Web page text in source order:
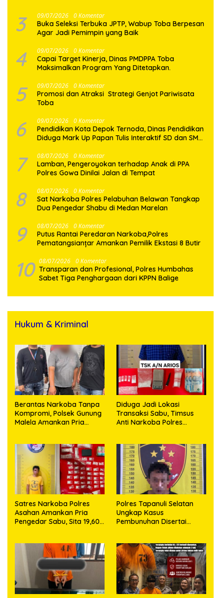
3 09/07/2026 0 Komentar
Buka Seleksi Terbuka JPTP, Wabup Toba Berpesan
Agar Jadi Pemimpin yang Baik
4 09/07/2026 0 Komentar
Capai Target Kinerja, Dinas PMDPPA Toba
Maksimalkan Program Yang Ditetapkan.
5 09/07/2026 0 Komentar
Promosi dan Atraksi Strategi Genjot Pariwisata
Toba
6 09/07/2026 0 Komentar
Pendidikan Kota Depok Ternoda, Dinas Pendidikan
Diduga Mark Up Papan Tulis Interaktif SD dan SMP
7 08/07/2026 0 Komentar
Lamban, Pengeroyokan terhadap Anak di PPA
Polres Gowa Dinilai Jalan di Tempat
8 08/07/2026 0 Komentar
Sat Narkoba Polres Pelabuhan Belawan Tangkap
Dua Pengedar Shabu di Medan Marelan
9 08/07/2026 0 Komentar
Putus Rantai Peredaran Narkoba,Polres
Pematangsianțar Amankan Pemilik Ekstasi 8 Butir
10 08/07/2026 0 Komentar
Transparan dan Profesional, Polres Humbahas
Sabet Tiga Penghargaan dari KPPN Balige
Hukum & Kriminal
Berantas Narkoba Tanpa
Kompromi, Polsek Gunung
Malela Amankan Pria
Diduga Jadi Lokasi
Transaksi Sabu, Timsus
Anti Narkoba Polres
63,67 Gram Sabu
Satres Narkoba Polres
Asahan Amankan Pria
Pengedar Sabu, Sita 19,60
Polres Tapanuli Selatan
Ungkap Kasus
Pembunuhan Disertai
Ditangkap